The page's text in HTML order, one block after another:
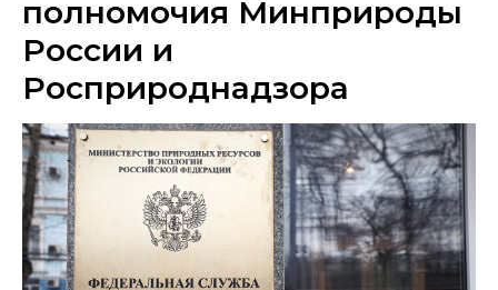
Реестр ОНВОС Реестр лицензий ЛК природопользователя
Личный
полномочия Минприроды
России и
Росприроднадзора